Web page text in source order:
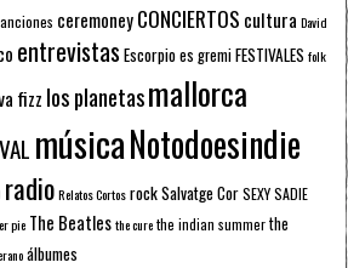
ceremoneyCONCIERTOS cultura David
entrevistas Escorpioes gremiFESTIVALES folk
fizz los planetasmallorca
músicaNotodoesindie
radioRelatos CortosrockSalvatge CorSEXY SADIE
pie The Beatlesthe curethe indian summerthe
álbumes